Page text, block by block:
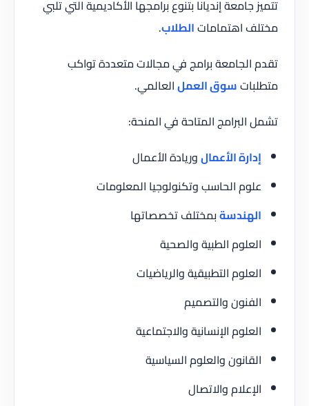
تتميز جامعة إنديانا بتنوع برامجها الأكاديمية التي تلبي
مختلف اهتماماتالطلاب.
تقدم الجامعة برامج في مجالات متعددة تواكب
متطلباتسوق العملالعالمي.
تشمل البرامج المتاحة في المنحة:
إدارة الأعمالوريادة الأعمال
علوم الحاسب وتكنولوجيا المعلومات
الهندسةبمختلف تخصصاتها
العلوم الطبية والصحية
العلوم التطبيقية والرياضيات
الفنون والتصميم
العلوم الإنسانية والاجتماعية
القانون والعلوم السياسية
الإعلام والاتصال